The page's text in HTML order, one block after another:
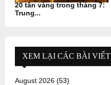
20 tấn vàng trong tháng 7:
Trung...
XEM LẠI CÁC BÀI VIẾT
August 2026 (53)